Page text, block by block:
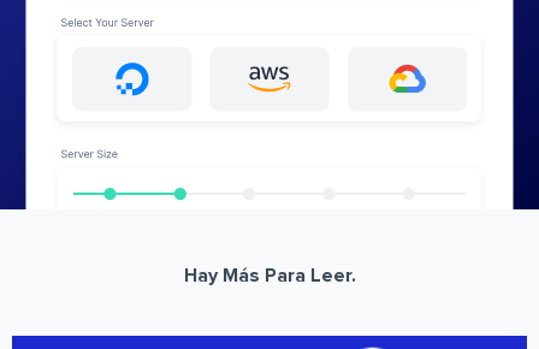
Hay Más Para Leer.